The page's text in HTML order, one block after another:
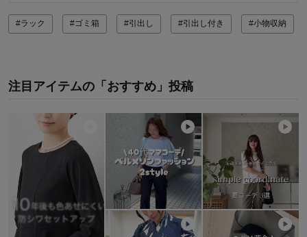
#ラック #ゴミ箱 #引出し #引出し付き #小物収納
注目アイテムの「おすすめ」投稿